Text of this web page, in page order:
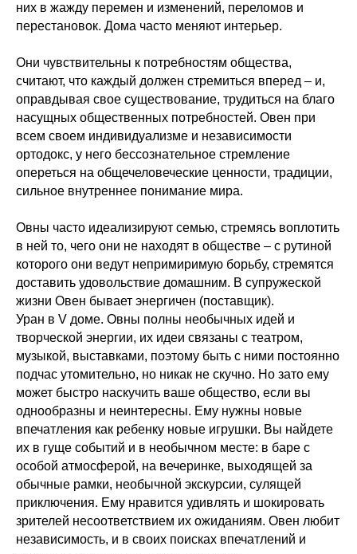
них в жажду перемен и изменений, переломов и
перестановок. Дома часто меняют интерьер.
Они чувствительны к потребностям общества,
считают, что каждый должен стремиться вперед – и,
оправдывая свое существование, трудиться на благо
насущных общественных потребностей. Овен при
всем своем индивидуализме и независимости
ортодокс, у него бессознательное стремление
опереться на общечеловеческие ценности, традиции,
сильное внутреннее понимание мира.
Овны часто идеализируют семью, стремясь воплотить
в ней то, чего они не находят в обществе – с рутиной
которого они ведут непримиримую борьбу, стремятся
доставить удовольствие домашним. В супружеской
жизни Овен бывает энергичен (поставщик).
Уран в V доме. Овны полны необычных идей и
творческой энергии, их идеи связаны с театром,
музыкой, выставками, поэтому быть с ними постоянно
подчас утомительно, но никак не скучно. Но зато ему
может быстро наскучить ваше общество, если вы
однообразны и неинтересны. Ему нужны новые
впечатления как ребенку новые игрушки. Вы найдете
их в гуще событий и в необычном месте: в баре с
особой атмосферой, на вечеринке, выходящей за
обычные рамки, необычной экскурсии, сулящей
приключения. Ему нравится удивлять и шокировать
зрителей несоответствием их ожиданиям. Овен любит
независимость, и в своих поисках впечатлений и